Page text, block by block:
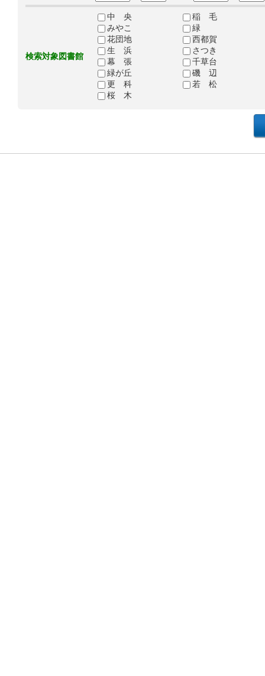
検索対象図書館
中 央
稲 毛
みやこ
緑
花団地
西都賀
生 浜
さつき
幕 張
千草台
緑が丘
磯 辺
更 科
若 松
桜 木